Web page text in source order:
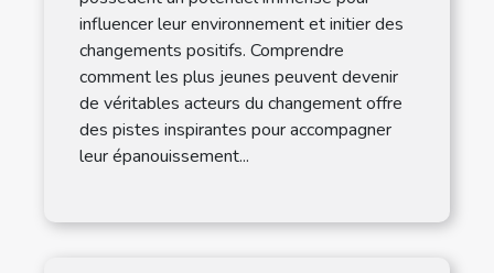
influencer leur environnement et initier des
changements positifs. Comprendre
comment les plus jeunes peuvent devenir
de véritables acteurs du changement offre
des pistes inspirantes pour accompagner
leur épanouissement...